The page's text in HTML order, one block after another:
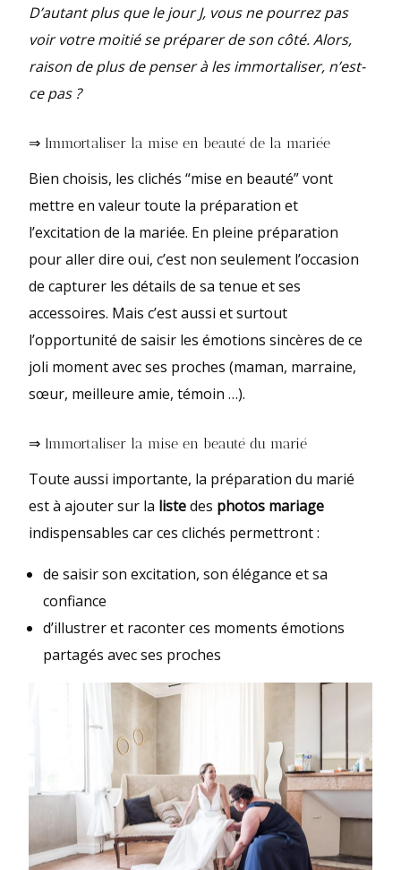
D’autant plus que le jour J, vous ne pourrez pas
voir votre moitié se préparer de son côté. Alors,
raison de plus de penser à les immortaliser, n’est-
ce pas ?
⇒ Immortaliser la mise en beauté de la mariée
Bien choisis, les clichés “mise en beauté” vont
mettre en valeur toute la préparation et
l’excitation de la mariée. En pleine préparation
pour aller dire oui, c’est non seulement l’occasion
de capturer les détails de sa tenue et ses
accessoires. Mais c’est aussi et surtout
l’opportunité de saisir les émotions sincères de ce
joli moment avec ses proches (maman, marraine,
sœur, meilleure amie, témoin …).
⇒ Immortaliser la mise en beauté du marié
Toute aussi importante, la préparation du marié
est à ajouter sur la listedes photos mariage
indispensables car ces clichés permettront :
de saisir son excitation, son élégance et sa
confiance
d’illustrer et raconter ces moments émotions
partagés avec ses proches